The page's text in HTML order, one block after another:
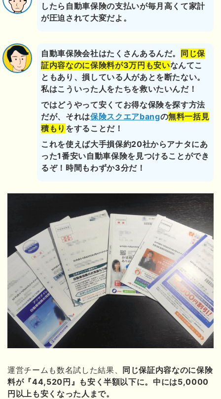
したら自動車保険の支払いが毎月高くて家計
が圧迫されて大変だよ。
自動車保険会社はたくさんあるんだ。
同じ保
証内容なのに保険料が3万円も安いなんてこ
ともあり、損している人があとを断たない。
私はこういった人をたちを救いたいんだ！
ではどうやって安くてお得な保険を探す方法
だが、それは保険スクエアbangの無料一括見
積もり をすることだ！
これを使えば大手損保約20社からアナタにあ
った1番安い自動車保険を見つけることができ
るぞ！時間もわずか3分だ！
運営チームも数名試した結果、 同じ保証内容なのに保険
料が『44,520円』も安く半額以下に。中には5,0000
円以上も安くなった人まで。